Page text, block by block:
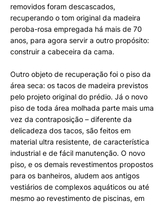
removidos foram descascados,
recuperando o tom original da madeira
peroba-rosa empregada há mais de 70
anos, para agora servir a outro propósito:
construir a cabeceira da cama.
Outro objeto de recuperação foi o piso da
área seca: os tacos de madeira previstos
pelo projeto original do prédio. Já o novo
piso de toda área molhada parte mais uma
vez da contraposição – diferente da
delicadeza dos tacos, são feitos em
material ultra resistente, de característica
industrial e de fácil manutenção. O novo
piso, e os demais revestimentos propostos
para os banheiros, aludem aos antigos
vestiários de complexos aquáticos ou até
mesmo ao revestimento de piscinas, em